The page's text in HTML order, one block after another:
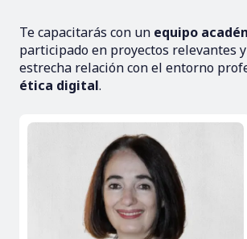
Te capacitarás con un equipo
participado en proyectos relevantes
estrecha relación con el entorno
ética digital.